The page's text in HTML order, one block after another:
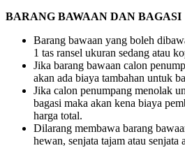
BARANG BAWAAN DAN BAGASI
Barang bawaan yang boleh
1 tas ransel ukuran sedang atau
Jika barang bawaan calon
akan ada biaya tambahan untuk
Jika calon penumpang menolak
bagasi maka akan kena biaya
harga total.
Dilarang membawa barang
hewan, senjata tajam atau senjata